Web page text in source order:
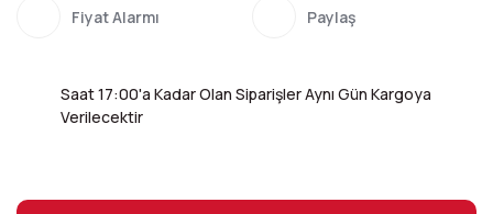
Fiyat Alarmı Paylaş
Saat 17:00'a Kadar Olan Siparişler Aynı Gün Kargoya
Verilecektir